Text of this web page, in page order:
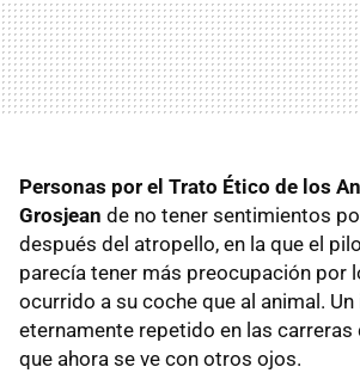
Personas por el Trato Ético de los
Grosjean de no tener sentimientos
después del atropello, en la que el
parecía tener más preocupación por
ocurrido a su coche que al animal.
eternamente repetido en las carreras
que ahora se ve con otros ojos.